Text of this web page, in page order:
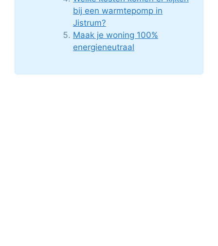
bij een warmtepomp in
Jistrum?
Maak je woning 100%
energieneutraal